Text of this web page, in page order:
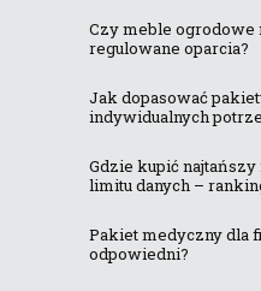
Czy meble ogrodowe
regulowane oparcia?
Jak dopasować
indywidualnych
Gdzie kupić
limitu danych –
Pakiet medyczny dla
odpowiedni?